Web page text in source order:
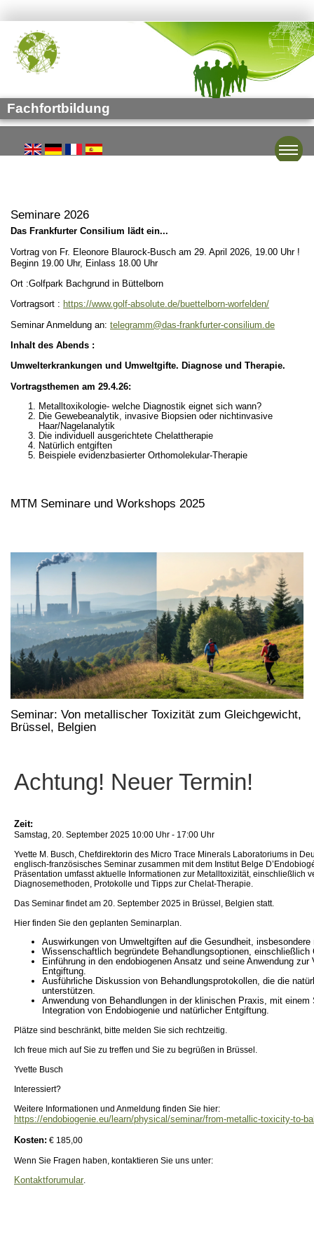
Fachfortbildung
Seminare 2026
Das Frankfurter Consilium lädt ein...
Vortrag von Fr. Eleonore Blaurock-Busch am 29. April 2026, 19.00 Uhr !
Beginn 19.00 Uhr, Einlass 18.00 Uhr
Ort :Golfpark Bachgrund in Büttelborn
Vortragsort : https://www.golf-absolute.de/buettelborn-worfelden/
Seminar Anmeldung an: telegramm@das-frankfurter-consilium.de
Inhalt des Abends :
Umwelterkrankungen und Umweltgifte. Diagnose und Therapie.
Vortragsthemen am 29.4.26:
Metalltoxikologie- welche Diagnostik eignet sich wann?
Die Gewebeanalytik, invasive Biopsien oder nichtinvasive
Haar/Nagelanalytik
Die individuell ausgerichtete Chelattherapie
Natürlich entgiften
Beispiele evidenzbasierter Orthomolekular-Therapie
MTM Seminare und Workshops 2025
Seminar: Von metallischer Toxizität zum Gleichgewicht,
Brüssel, Belgien
Achtung! Neuer Termin!
Zeit:
Samstag, 20. September 2025 10:00 Uhr - 17:00 Uhr
Yvette M. Busch, Chefdirektorin des Micro Trace Minerals Laboratoriums in
englisch-französisches Seminar zusammen mit dem Institut Belge
Präsentation umfasst aktuelle Informationen zur Metalltoxizität, einschließlich
Diagnosemethoden, Protokolle und Tipps zur Chelat-Therapie.
Das Seminar findet am 20. September 2025 in Brüssel, Belgien statt.
Hier finden Sie den geplanten Seminarplan.
Auswirkungen von Umweltgiften auf die Gesundheit, insbesondere
Wissenschaftlich begründete Behandlungsoptionen, einschließlich
Einführung in den endobiogenen Ansatz und seine Anwendung zur
Entgiftung.
Ausführliche Diskussion von Behandlungsprotokollen, die die
unterstützen.
Anwendung von Behandlungen in der klinischen Praxis, mit einem
Integration von Endobiogenie und natürlicher Entgiftung.
Plätze sind beschränkt, bitte melden Sie sich rechtzeitig.
Ich freue mich auf Sie zu treffen und Sie zu begrüßen in Brüssel.
Yvette Busch
Interessiert?
Weitere Informationen und Anmeldung finden Sie hier:
https://endobiogenie.eu/learn/physical/seminar/from-metallic-toxicity-to-
Kosten: € 185,00
Wenn Sie Fragen haben, kontaktieren Sie uns unter:
Kontaktforumular.